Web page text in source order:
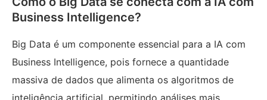
Business Intelligence?
Big Data é um componente essencial para a IA com
Business Intelligence, pois fornece a quantidade
massiva de dados que alimenta os algoritmos de
inteligência artificial, permitindo análises mais